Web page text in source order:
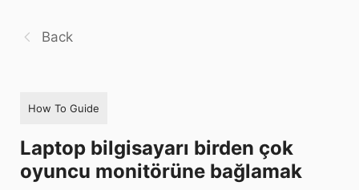
Back
How To Guide
Laptop bilgisayarı birden çok
oyuncu monitörüne bağlamak